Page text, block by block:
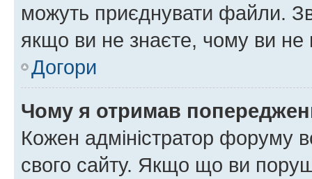
можуть приєднувати файли.
якщо ви не знаєте, чому ви
Догори
Чому я отримав
Кожен адміністратор форуму
свого сайту. Якщо що ви